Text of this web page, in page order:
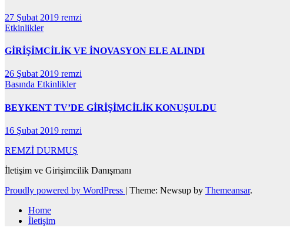
27 Şubat 2019 remzi
Etkinlikler
GİRİŞİMCİLİK VE İNOVASYON ELE ALINDI
26 Şubat 2019 remzi
Basında Etkinlikler
BEYKENT TV’DE GİRİŞİMCİLİK KONUŞULDU
16 Şubat 2019 remzi
REMZİ DURMUŞ
İletişim ve Girişimcilik Danışmanı
Proudly powered by WordPress | Theme: Newsup by Themeansar.
Home
İletişim